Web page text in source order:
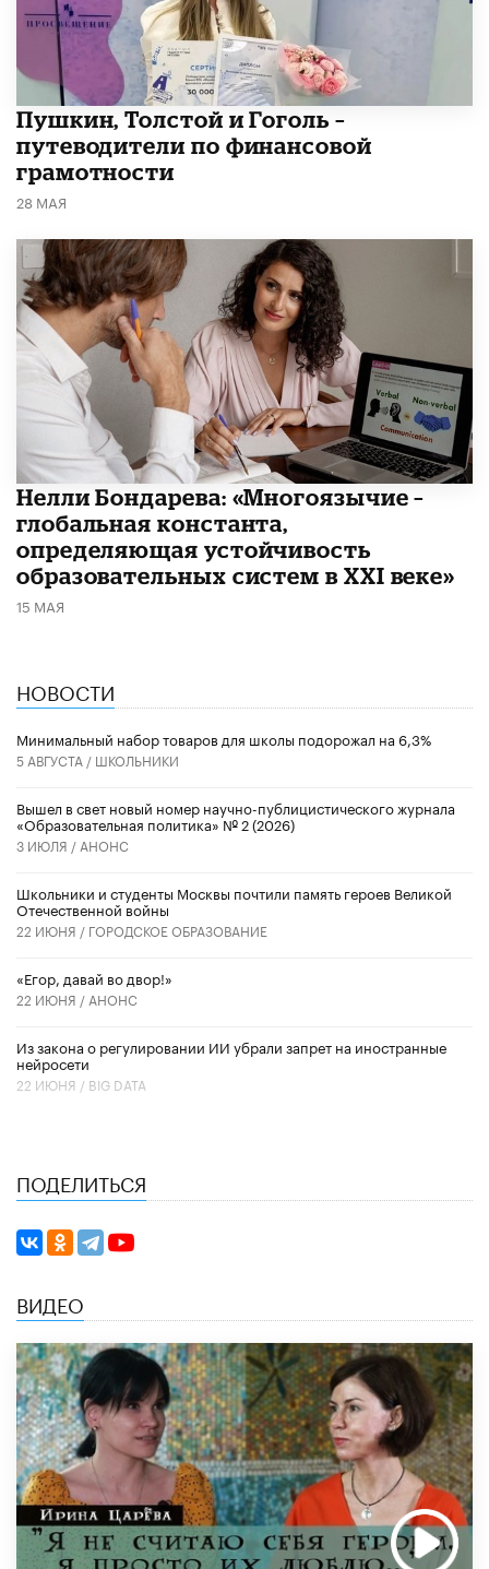
​Пушкин, Толстой и Гоголь –
путеводители по финансовой
грамотности
28 МАЯ
​Нелли Бондарева: «Многоязычие –
глобальная константа,
определяющая устойчивость
образовательных систем в XXI веке»
15 МАЯ
НОВОСТИ
Минимальный набор товаров для школы подорожал на 6,3%
5 АВГУСТА / ШКОЛЬНИКИ
Вышел в свет новый номер научно-публицистического журнала
«Образовательная политика» № 2 (2026)
3 ИЮЛЯ / АНОНС
Школьники и студенты Москвы почтили память героев Великой
Отечественной войны
22 ИЮНЯ / ГОРОДСКОЕ ОБРАЗОВАНИЕ
«Егор, давай во двор!»
22 ИЮНЯ / АНОНС
Из закона о регулировании ИИ убрали запрет на иностранные
нейросети
22 ИЮНЯ / BIG DATA
ПОДЕЛИТЬСЯ
ВИДЕО